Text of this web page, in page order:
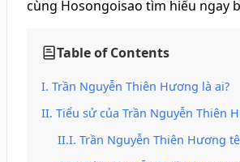
cùng Hosongoisao tìm hiểu ngay
Table of Contents
Trần Nguyễn Thiên Hương là ai?
Tiểu sử của Trần Nguyễn Thiên
Trần Nguyễn Thiên Hương